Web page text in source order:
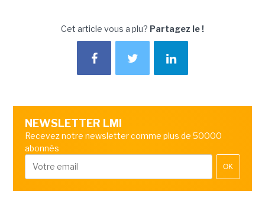
Cet article vous a plu? Partagez le !
NEWSLETTER LMI
Recevez notre newsletter comme plus de 50000
abonnés
OK